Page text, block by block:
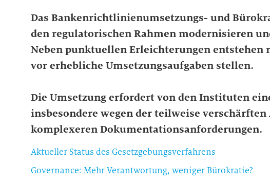
Das Bankenrichtlinienumsetzungs- und
den regulatorischen Rahmen modernisieren
Neben punktuellen Erleichterungen entstehen
vor erhebliche Umsetzungsaufgaben stellen.
Die Umsetzung erfordert von den Instituten
insbesondere wegen der teilweise
komplexeren Dokumentationsanforderungen.
Aktueller Status des Gesetzgebungsverfahrens
Governance: Mehr Verantwortung, weniger Bürokratie?